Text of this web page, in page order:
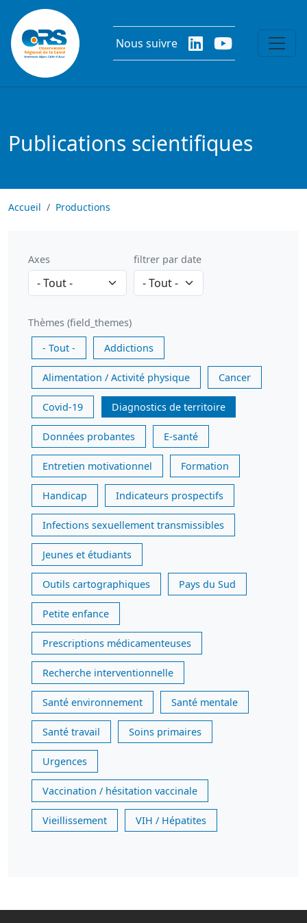
Aller au contenu principal
Nous suivre
Publications scientifiques
Accueil Productions
Axes filtrer par date
Thèmes (field_themes)
- Tout -
Addictions
Alimentation / Activité physique Cancer
Covid-19 Diagnostics de territoire
Données probantes E-santé
Entretien motivationnel Formation
Handicap Indicateurs prospectifs
Infections sexuellement transmissibles
Jeunes et étudiants
Outils cartographiques Pays du Sud
Petite enfance
Prescriptions médicamenteuses
Recherche interventionnelle
Santé environnement Santé mentale
Santé travail Soins primaires
Urgences
Vaccination / hésitation vaccinale
Vieillissement VIH / Hépatites